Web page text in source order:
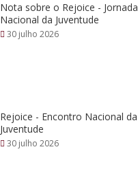
Nota sobre o Rejoice - Jornada
Nacional da Juventude
30 julho 2026
Rejoice - Encontro Nacional da
Juventude
30 julho 2026